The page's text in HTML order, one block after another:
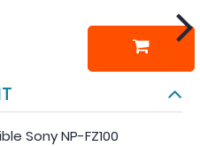
Sony NP-FZ100